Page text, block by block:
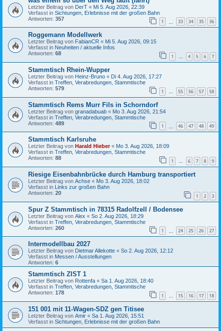
Letzter Beitrag von DerT « Mi 5. Aug 2026, 22:39
Verfasst in Sichtungen, Erlebnisse mit der großen Bahn
Antworten: 357 1 33 34 35 36
Roggemann Modellwerk
Letzter Beitrag von FabianCR « Mi 5. Aug 2026, 09:15
Verfasst in Neuheiten / aktuelle Infos
Antworten: 68 1 … 4 5 6 7
Stammtisch Rhein-Wupper
Letzter Beitrag von Heinz-Bruno « Di 4. Aug 2026, 17:27
Verfasst in Treffen, Verabredungen, Stammtische
Antworten: 579 1 … 55 56 57 58
Stammtisch Rems Murr Fils in Schorndorf
Letzter Beitrag von granadabuab « Mo 3. Aug 2026, 21:54
Verfasst in Treffen, Verabredungen, Stammtische
Antworten: 489 1 46 47 48 49
Stammtisch Karlsruhe
Letzter Beitrag von Harald Hieber« Mo 3. Aug 2026, 18:09
Verfasst in Treffen, Verabredungen, Stammtische
Antworten: 88 1 … 6 7 8 9
Riesige Eisenbahnbrücke durch Hamburg transportiert
Letzter Beitrag von Achse « Mo 3. Aug 2026, 18:02
Verfasst in Links zur großen Bahn
Antworten: 20 1 2 3
Spur Z Stammtisch in 78315 Radolfzell / Bodensee
Letzter Beitrag von Alex « So 2. Aug 2026, 18:29
Verfasst in Treffen, Verabredungen, Stammtische
Antworten: 260 1 24 25 26 27
Intermodellbau 2027
Letzter Beitrag von Dietmar Allekotte « So 2. Aug 2026, 12:12
Verfasst in Messen / Ausstellungen
Antworten: 6
Stammtisch ZIST 1
Letzter Beitrag von Rottenfa « Sa 1. Aug 2026, 18:40
Verfasst in Treffen, Verabredungen, Stammtische
Antworten: 178 1 … 15 16 17 18
151 001 mit 11-Wagen-SDZ gen Titisee
Letzter Beitrag von Amir « Sa 1. Aug 2026, 15:51
Verfasst in Sichtungen, Erlebnisse mit der großen Bahn